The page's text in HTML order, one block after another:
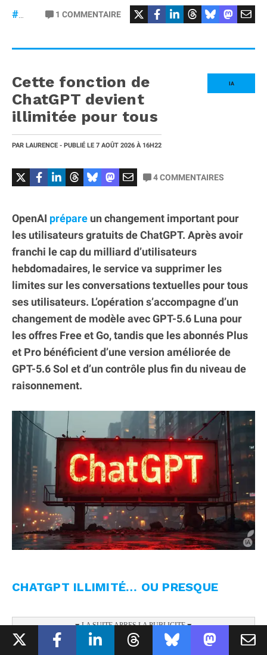
#osmopocket4P
1 COMMENTAIRE
IA
Cette fonction de
ChatGPT devient
illimitée pour tous
PAR LAURENCE - PUBLIÉ LE 7 AOÛT 2026 À 16H22
4COMMENTAIRES
OpenAI prépare un changement important pour
les utilisateurs gratuits de ChatGPT. Après avoir
franchi le cap du milliard d’utilisateurs
hebdomadaires, le service va supprimer les
limites sur les conversations textuelles pour tous
ses utilisateurs. L’opération s’accompagne d’un
changement de modèle avec GPT-5.6 Luna pour
les offres Free et Go, tandis que les abonnés Plus
et Pro bénéficient d’une version améliorée de
GPT-5.6 Sol et d’un contrôle plus fin du niveau de
raisonnement.
CHATGPT ILLIMITÉ… OU PRESQUE